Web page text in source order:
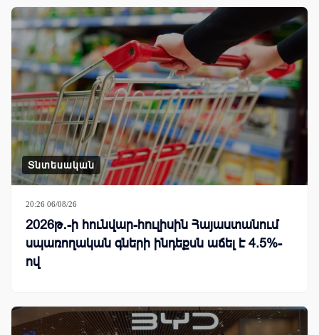
Տնտեսական
20:26 06/08/26
2026թ․-ի հունվար-հուլիսին Հայաստանում
սպառողական գների ինդեքսն աճել է 4.5%-
ով